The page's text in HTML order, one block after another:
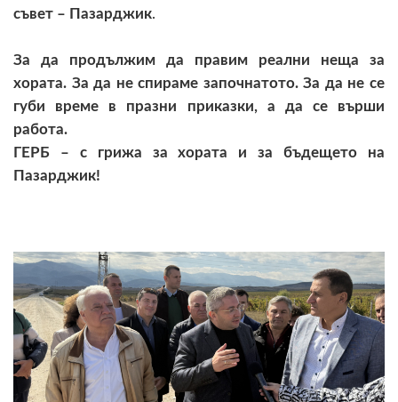
съвет – Пазарджик.
За да продължим да правим реални неща за
хората. За да не спираме започнатото. За да не се
губи време в празни приказки, а да се върши
работа.
ГЕРБ – с грижа за хората и за бъдещето на
Пазарджик!